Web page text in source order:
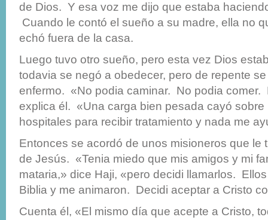
de Dios. Y esa voz me dijo que estaba
Cuando le contó el sueño a su madre, ella no
echó fuera de la casa.
Luego tuvo otro sueño, pero esta vez Dios
todavia se negó a obedecer, pero de repente
enfermo. «No podia caminar. No podia comer.
explica él. «Una carga bien pesada cayó
hospitales para recibir tratamiento y nada me
Entonces se acordó de unos misioneros que le
de Jesús. «Tenia miedo que mis amigos y mi
mataria,» dice Haji, «pero decidi llamarlos.
Biblia y me animaron. Decidi aceptar a Cristo
Cuenta él, «El mismo día que acepte a Cristo,